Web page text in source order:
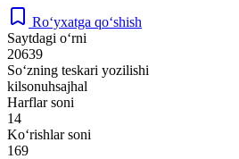
Ro‘yxatga qo‘shish
Saytdagi o‘rni
20639
So‘zning teskari yozilishi
kilsonuhsajhal
Harflar soni
14
Ko‘rishlar soni
169